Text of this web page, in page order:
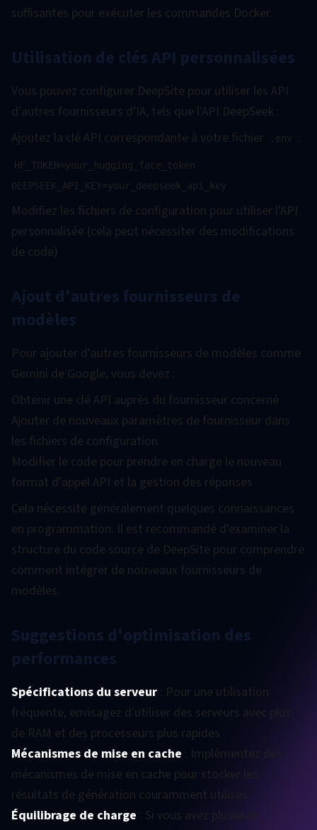
suffisantes pour exécuter les commandes Docker.
Utilisation de clés API personnalisées
Vous pouvez configurer DeepSite pour utiliser les API
d'autres fournisseurs d'IA, tels que l'API DeepSeek :
Ajoutez la clé API correspondante à votre fichier
.env :
HF_TOKEN=your_hugging_face_token
Modifiez les fichiers de configuration pour utiliser l'API
personnalisée (cela peut nécessiter des modifications
de code)
Ajout d'autres fournisseurs de
modèles
Pour ajouter d'autres fournisseurs de modèles comme
Gemini de Google, vous devez :
Obtenir une clé API auprès du fournisseur concerné
Ajouter de nouveaux paramètres de fournisseur dans
les fichiers de configuration
Modifier le code pour prendre en charge le nouveau
format d'appel API et la gestion des réponses
Cela nécessite généralement quelques connaissances
en programmation. Il est recommandé d'examiner la
structure du code source de DeepSite pour comprendre
comment intégrer de nouveaux fournisseurs de
modèles.
Suggestions d'optimisation des
performances
Spécifications du serveur : Pour une utilisation
fréquente, envisagez d'utiliser des serveurs avec plus
de RAM et des processeurs plus rapides
Mécanismes de mise en cache : Implémentez des
mécanismes de mise en cache pour stocker les
résultats de génération couramment utilisés
Équilibrage de charge : Si vous avez plusieurs